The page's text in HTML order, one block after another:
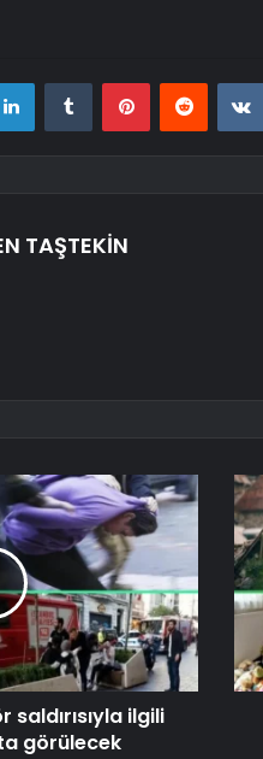
LinkedInTumblr PinterestReddit
TAŞTEKİN
ilgili
görülecek